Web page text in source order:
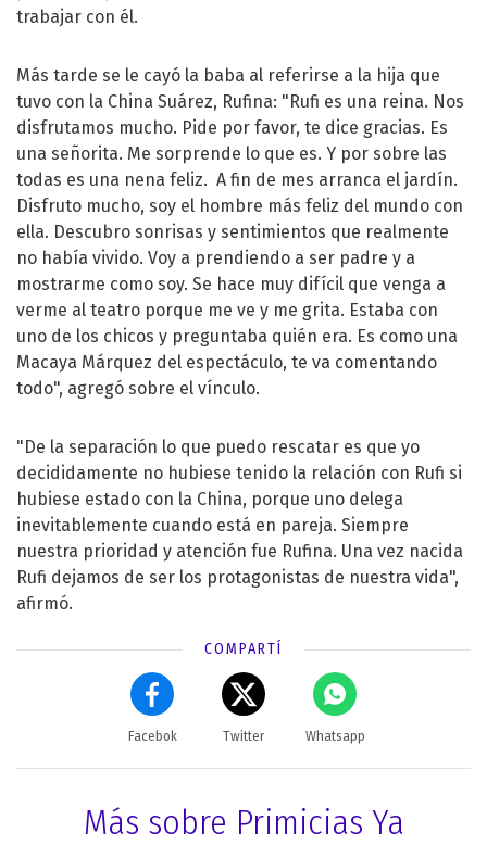
trabajar con él.
Más tarde se le cayó la baba al referirse a la hija que
tuvo con la China Suárez, Rufina: "Rufi es una reina. Nos
disfrutamos mucho. Pide por favor, te dice gracias. Es
una señorita. Me sorprende lo que es. Y por sobre las
todas es una nena feliz. A fin de mes arranca el jardín.
Disfruto mucho, soy el hombre más feliz del mundo con
ella. Descubro sonrisas y sentimientos que realmente
no había vivido. Voy a prendiendo a ser padre y a
mostrarme como soy. Se hace muy difícil que venga a
verme al teatro porque me ve y me grita. Estaba con
uno de los chicos y preguntaba quién era. Es como una
Macaya Márquez del espectáculo, te va comentando
todo", agregó sobre el vínculo.
"De la separación lo que puedo rescatar es que yo
decididamente no hubiese tenido la relación con Rufi si
hubiese estado con la China, porque uno delega
inevitablemente cuando está en pareja. Siempre
nuestra prioridad y atención fue Rufina. Una vez nacida
Rufi dejamos de ser los protagonistas de nuestra vida",
afirmó.
COMPARTÍ
Facebok Twitter Whatsapp
Más sobre Primicias Ya